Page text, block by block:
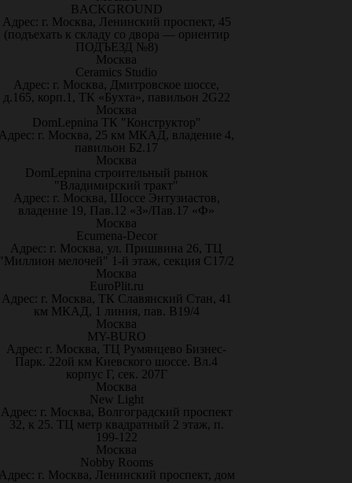
BACKGROUND
Адрес: г. Москва, Ленинский проспект, 45
(подъехать к складу со двора — ориентир
ПОДЪЕЗД №8)
Москва
Ceramics Studio
Адрес: г. Москва, Дмитровское шоссе,
д.165, корп.1, ТК «Бухта», павильон 2G22
Москва
DomLepnina ТК "Конструктор"
г. Москва, 25 км МКАД, владение 4,
павильон Б2.17
Москва
DomLepnina строительный рынок
"Владимирский тракт"
Адрес: г. Москва, Шоссе Энтузиастов,
владение 19, Пав.12 «З»/Пав.17 «Ф»
Москва
Ecumena-Decor
Адрес: г. Москва, ул. Пришвина 26, ТЦ
мелочей" 1-й этаж, секция С17/2
Москва
EuroPlit.ru
Адрес: г. Москва, ТК Славянский Стан, 41
км МКАД, 1 линия, пав. В19/4
Москва
MY-BURO
Адрес: г. Москва, ТЦ Румянцево Бизнес-
Парк. 22ой км Киевского шоссе. Вл.4
корпус Г, сек. 207Г
Москва
New Light
Адрес: г. Москва, Волгоградский проспект
32, к 25. ТЦ метр квадратный 2 этаж, п.
199-122
Москва
Nobby Rooms
г. Москва, Ленинский проспект, дом